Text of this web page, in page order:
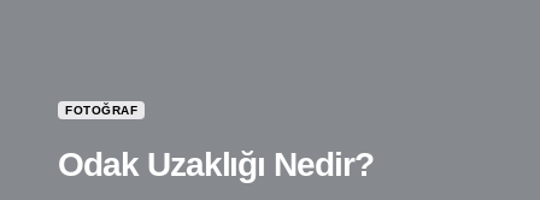
FOTOĞRAF
Odak Uzaklığı Nedir?